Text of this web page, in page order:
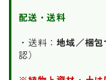
配送・送料
・送料： 地域／梱
認）